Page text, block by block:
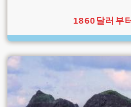
1860달러부